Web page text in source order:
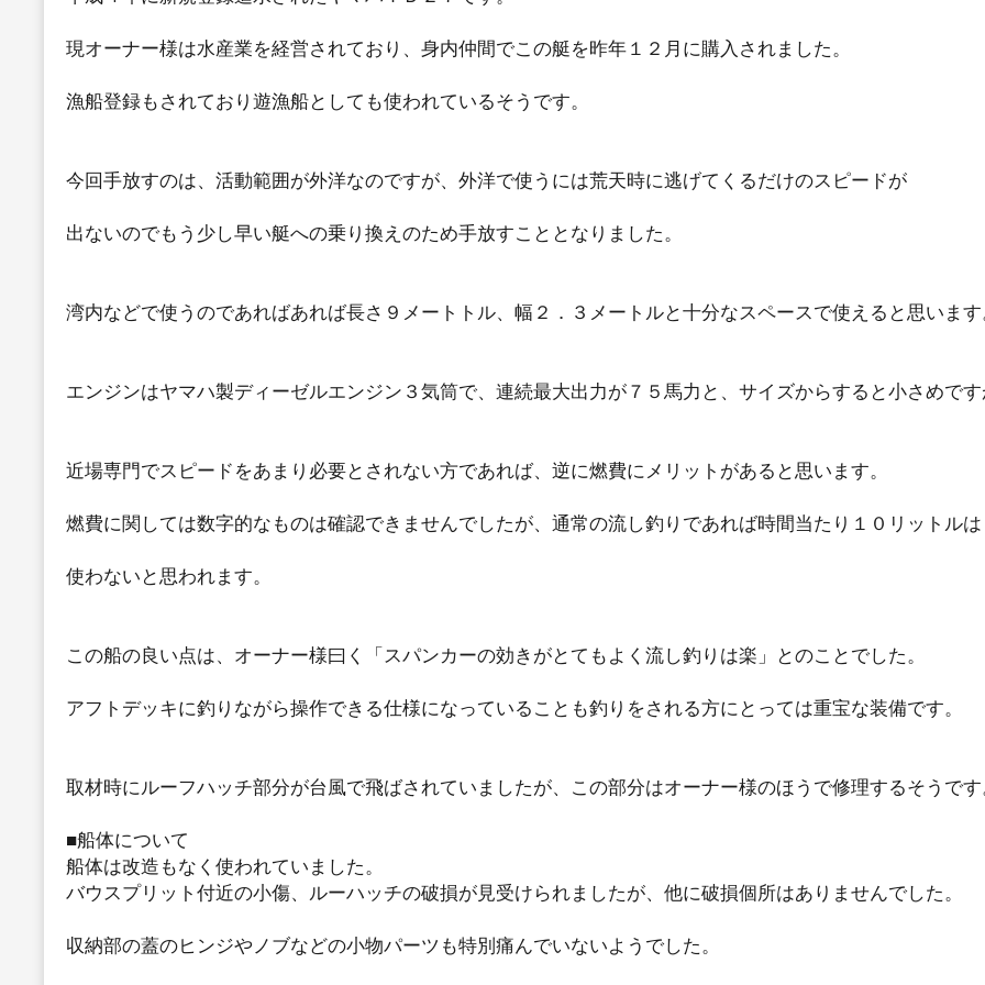
現オーナー様は水産業を経営されており、身内仲間でこの艇を昨年１２月に購入されました。
漁船登録もされており遊漁船としても使われているそうです。
今回手放すのは、活動範囲が外洋なのですが、外洋で使うには荒天時に逃げてくるだけのスピードが
出ないのでもう少し早い艇への乗り換えのため手放すこととなりました。
湾内などで使うのであればあれば長さ９メートトル、幅２．３メートルと十分なスペースで使えると思いま
エンジンはヤマハ製ディーゼルエンジン３気筒で、連続最大出力が７５馬力と、サイズからすると小さめで
近場専門でスピードをあまり必要とされない方であれば、逆に燃費にメリットがあると思います。
燃費に関しては数字的なものは確認できませんでしたが、通常の流し釣りであれば時間当たり１０リットルは
使わないと思われます。
この船の良い点は、オーナー様曰く「スパンカーの効きがとてもよく流し釣りは楽」とのことでした。
アフトデッキに釣りながら操作できる仕様になっていることも釣りをされる方にとっては重宝な装備です。
取材時にルーフハッチ部分が台風で飛ばされていましたが、この部分はオーナー様のほうで修理するそうで
■船体について
船体は改造もなく使われていました。
バウスプリット付近の小傷、ルーハッチの破損が見受けられましたが、他に破損個所はありませんでした。
収納部の蓋のヒンジやノブなどの小物パーツも特別痛んでいないようでした。